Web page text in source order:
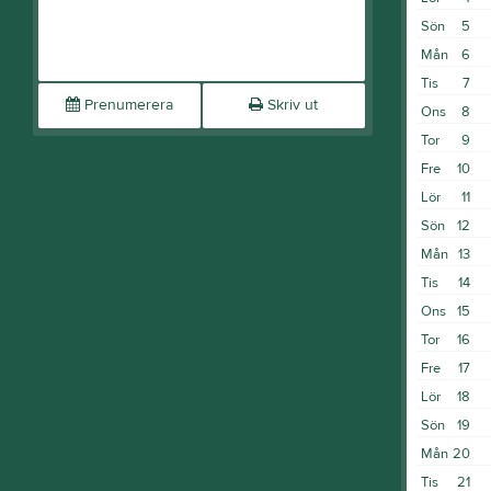
Prenumerera Skriv ut
5
Sön
6
Mån
7
Tis
8
Ons
9
Tor
10
Fre
11
Lör
12
Sön
13
Mån
14
Tis
15
Ons
16
Tor
17
Fre
18
Lör
19
Sön
20
Mån
21
Tis